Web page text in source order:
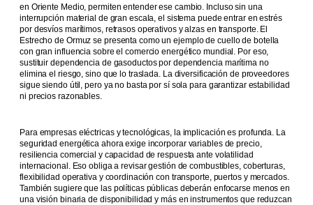
en Oriente Medio, permiten entender ese cambio. Incluso sin una
interrupción material de gran escala, el sistema puede entrar en estrés
por desvíos marítimos, retrasos operativos y alzas en transporte. El
Estrecho de Ormuz se presenta como un ejemplo de cuello de botella
con gran influencia sobre el comercio energético mundial. Por eso,
sustituir dependencia de gasoductos por dependencia marítima no
elimina el riesgo, sino que lo traslada. La diversificación de proveedores
sigue siendo útil, pero ya no basta por sí sola para garantizar estabilidad
ni precios razonables.
Para empresas eléctricas y tecnológicas, la implicación es profunda. La
seguridad energética ahora exige incorporar variables de precio,
resiliencia comercial y capacidad de respuesta ante volatilidad
internacional. Eso obliga a revisar gestión de combustibles, coberturas,
flexibilidad operativa y coordinación con transporte, puertos y mercados.
También sugiere que las políticas públicas deberán enfocarse menos en
una visión binaria de disponibilidad y más en instrumentos que reduzcan